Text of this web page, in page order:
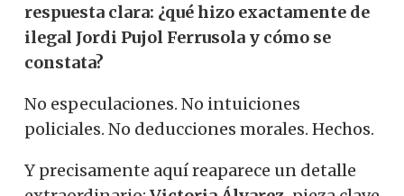
respuesta clara: ¿qué hizo exactamente de
ilegal Jordi Pujol Ferrusola y cómo se
constata?
No especulaciones. No intuiciones
policiales. No deducciones morales. Hechos.
Y precisamente aquí reaparece un detalle